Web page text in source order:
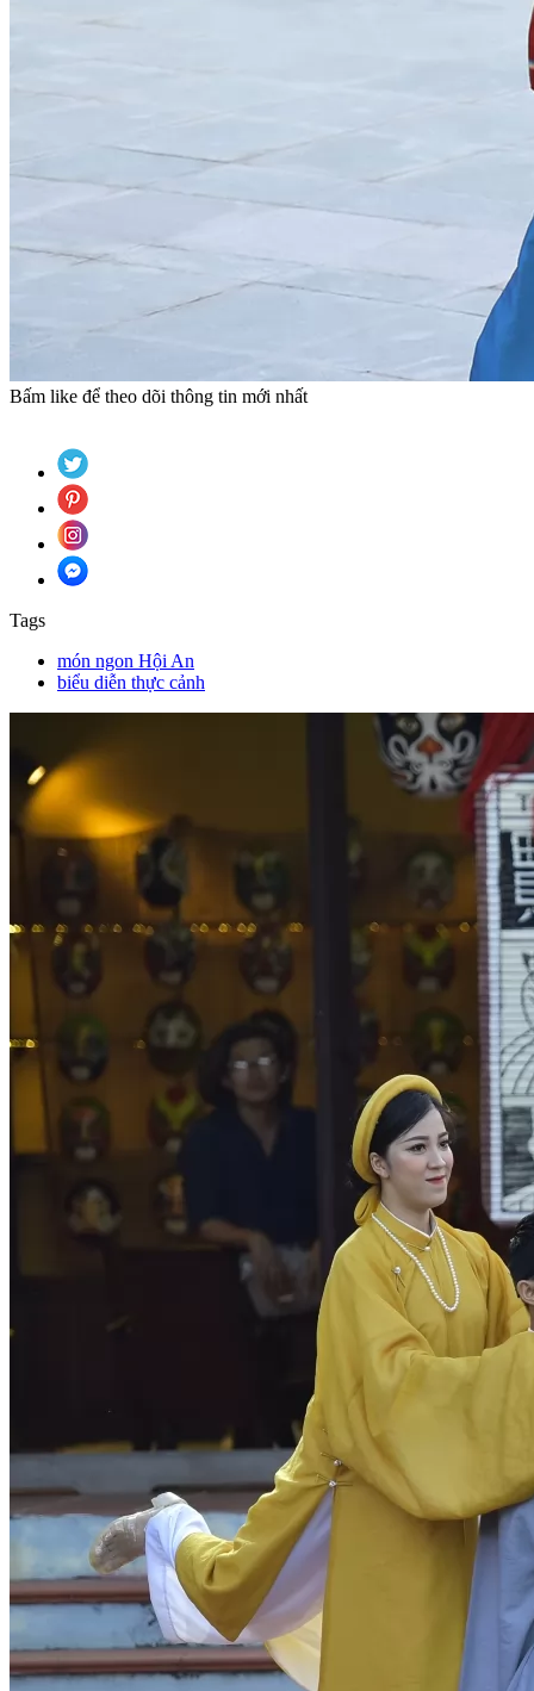
Bấm like để theo dõi thông tin mới nhất
Tags
món ngon Hội An
biểu diễn thực cảnh